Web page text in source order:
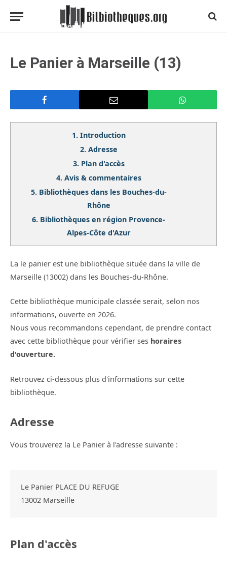
Le Panier à Marseille (13)
1. Introduction
2. Adresse
3. Plan d'accès
4. Avis & commentaires
5. Bibliothèques dans les Bouches-du-
Rhône
6. Bibliothèques en région Provence-
Alpes-Côte d'Azur
La le panier est une bibliothèque située dans la ville de
Marseille (13002) dans les Bouches-du-Rhône.
Cette bibliothèque municipale classée serait, selon nos
informations, ouverte en 2026.
Nous vous recommandons cependant, de prendre contact
avec cette bibliothèque pour vérifier ses horaires
d'ouverture.
Retrouvez ci-dessous plus d'informations sur cette
bibliothèque.
Adresse
Vous trouverez la Le Panier à l'adresse suivante :
Le Panier PLACE DU REFUGE
13002 Marseille
Plan d'accès